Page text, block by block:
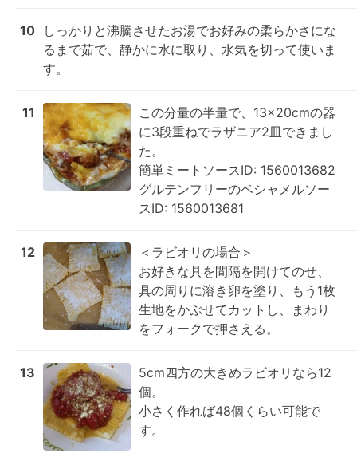
10
しっかりと沸騰させたお湯でお好みの柔らかさにな
るまで茹で、静かに水に取り、水気を切って使いま
す。
11
この分量の半量で、13×20cmの器
に3段重ねでラザニア2皿できまし
た。
簡単ミートソースID: 1560013682
グルテンフリーのベシャメルソー
スID: 1560013681
12
＜ラビオリの場合＞
お好きな具を間隔を開けてのせ、
具の周りに溶き卵を塗り、もう1枚
生地をかぶせてカットし、まわり
をフォークで押さえる。
13
5cm四方の大きめラビオリなら12
個。
小さく作れば48個くらい可能で
す。